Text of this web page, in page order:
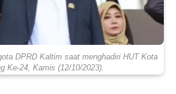
DPRD Kaltim saat menghadiri HUT Kota
Ke-24, Kamis (12/10/2023).